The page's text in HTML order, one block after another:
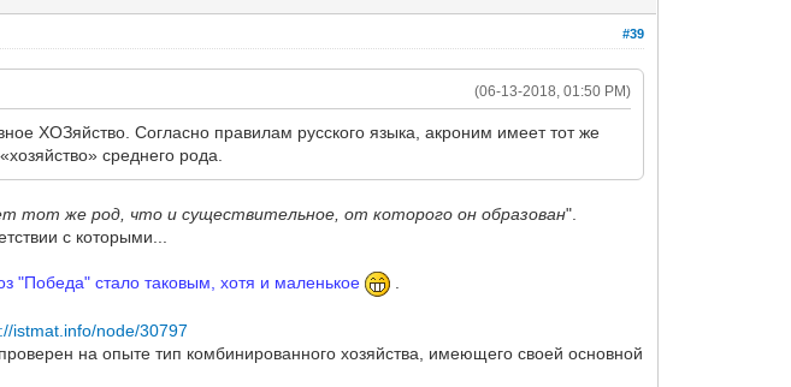
#39
(06-13-2018, 01:50 PM)
ХОЗяйство. Согласно правилам русского языка, акроним имеет тот же
среднего рода.
тот же род, что и существительное, от которого он образован".
с которыми...
"Победа" стало таковым, хотя и маленькое
istmat.info/node/30797
на опыте тип комбинированного хозяйства, имеющего своей основной